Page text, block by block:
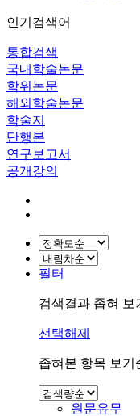
인기검색어
통합검색
국내학술논문
학위논문
해외학술논문
학술지
단행본
연구보고서
공개강의
필터
검색결과 좁혀 보
선택해제
좁혀본 항목 보기
원문유무